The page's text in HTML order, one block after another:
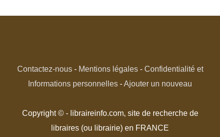
Contactez-nous- Mentions légales- Confidentialité et
Informations personnelles -Ajouter un nouveau
Copyright © - libraireinfo.com, site de recherche de
libraires (ou librairie) en FRANCE